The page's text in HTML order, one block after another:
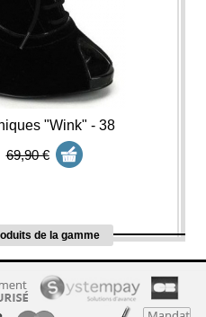
"Wink" - 38
69,90 €
de la gamme